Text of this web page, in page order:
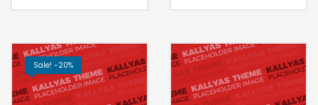
Sale! -20%